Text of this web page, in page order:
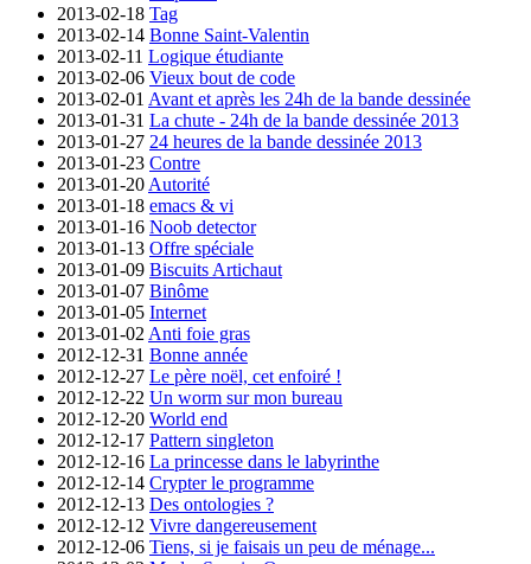
2013-02-18 Tag
2013-02-14 Bonne Saint-Valentin
2013-02-11 Logique étudiante
2013-02-06 Vieux bout de code
2013-02-01 Avant et après les 24h de la bande dessinée
2013-01-31 La chute - 24h de la bande dessinée 2013
2013-01-27 24 heures de la bande dessinée 2013
2013-01-23 Contre
2013-01-20 Autorité
2013-01-18 emacs & vi
2013-01-16 Noob detector
2013-01-13 Offre spéciale
2013-01-09 Biscuits Artichaut
2013-01-07 Binôme
2013-01-05 Internet
2013-01-02 Anti foie gras
2012-12-31 Bonne année
2012-12-27 Le père noël, cet enfoiré !
2012-12-22 Un worm sur mon bureau
2012-12-20 World end
2012-12-17 Pattern singleton
2012-12-16 La princesse dans le labyrinthe
2012-12-14 Crypter le programme
2012-12-13 Des ontologies ?
2012-12-12 Vivre dangereusement
2012-12-06 Tiens, si je faisais un peu de ménage...